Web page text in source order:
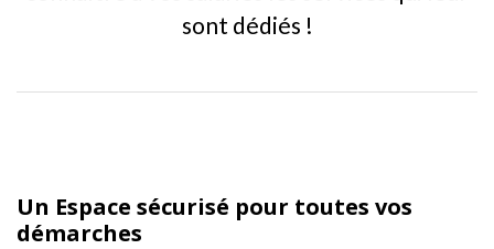
sont dédiés !
Un Espace sécurisé pour toutes vos
démarches